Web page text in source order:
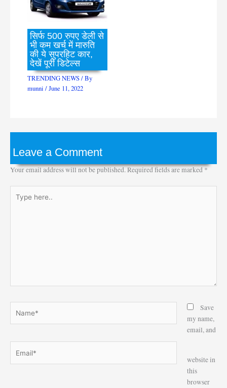
सिर्फ 500 रुपए डेली से
भी कम खर्च में मारुति
की ये सुपरहिट कार,
देखें पूरी डिटेल्स
TRENDING NEWS/ By
munni/June 11, 2022
Leave a Comment
Your email address will not be published.Required fields are marked*
here..
Save
my name,
email, and
website in
this
browser